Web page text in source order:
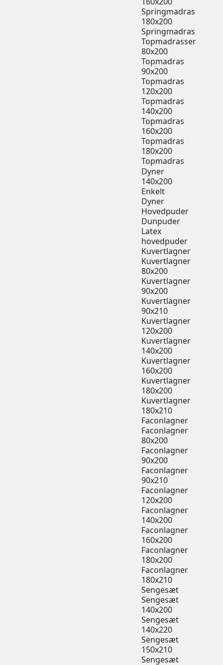
Springmadras
180x200
Springmadras
Topmadrasser
80x200
Topmadras
90x200
Topmadras
120x200
Topmadras
140x200
Topmadras
160x200
Topmadras
180x200
Topmadras
Dyner
140x200
Enkelt
Dyner
Hovedpuder
Dunpuder
Latex
hovedpuder
Kuvertlagner
Kuvertlagner
80x200
Kuvertlagner
90x200
Kuvertlagner
90x210
Kuvertlagner
120x200
Kuvertlagner
140x200
Kuvertlagner
160x200
Kuvertlagner
180x200
Kuvertlagner
180x210
Faconlagner
Faconlagner
80x200
Faconlagner
90x200
Faconlagner
90x210
Faconlagner
120x200
Faconlagner
140x200
Faconlagner
160x200
Faconlagner
180x200
Faconlagner
180x210
Sengesæt
Sengesæt
140x200
Sengesæt
140x220
Sengesæt
150x210
Sengesæt